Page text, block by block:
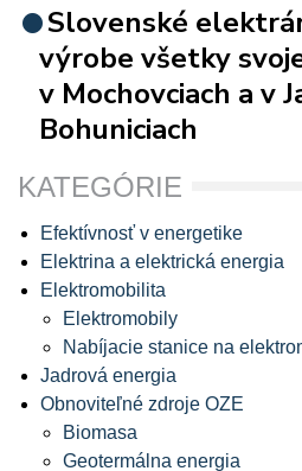
Slovenské
výrobe všetky
v Mochovciach a v
Bohuniciach
KATEGÓRIE
Efektívnosť v energetike
Elektrina a elektrická energia
Elektromobilita
Elektromobily
Nabíjacie stanice na
Jadrová energia
Obnoviteľné zdroje OZE
Biomasa
Geotermálna energia